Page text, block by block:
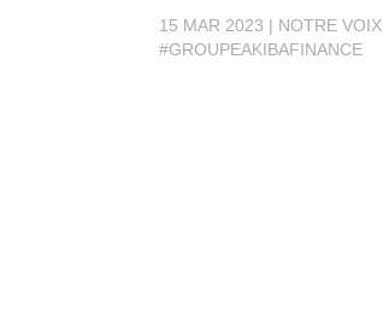
15 MAR 2023
NOTRE VOIX
#GROUPEAKIBAFINANCE